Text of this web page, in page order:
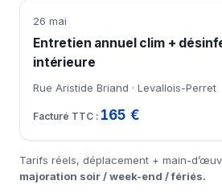
26 mai
Entretien annuel clim +
intérieure
Rue Aristide Briand · Levallois-Perret
165 €
Tarifs réels, déplacement + main-
majoration soir / week-end / fériés.